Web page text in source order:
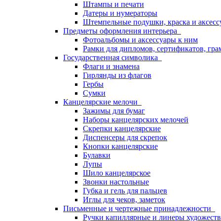
Штампы и печати
Датеры и нумераторы
Штемпельные подушки, краска и
Предметы оформления интерьера
Фотоальбомы и аксессуары к ним
Рамки для дипломов, сертификатов,
Государственная символика
Флаги и знамена
Гирлянды из флагов
Гербы
Сумки
Канцелярские мелочи
Зажимы для бумаг
Наборы канцелярских мелочей
Скрепки канцелярские
Диспенсеры для скрепок
Кнопки канцелярские
Булавки
Лупы
Шило канцелярское
Звонки настольные
Губка и гель для пальцев
Иглы для чеков, заметок
Письменные и чертежные принадлежности
Ручки капиллярные и линеры